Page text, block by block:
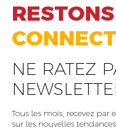
RESTONS
NE RATEZ
Tous les mois, recevez par
sur les nouvelles